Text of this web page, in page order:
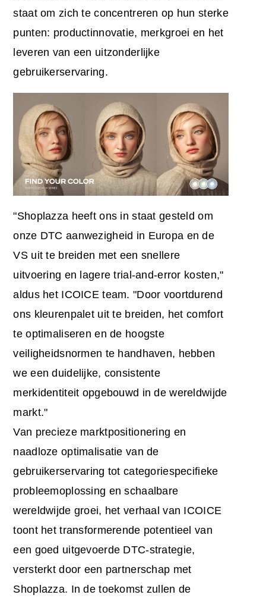
staat om zich te concentreren op hun sterke
punten: productinnovatie, merkgroei en het
leveren van een uitzonderlijke
gebruikerservaring.
"Shoplazza heeft ons in staat gesteld om
onze DTC aanwezigheid in Europa en de
VS uit te breiden met een snellere
uitvoering en lagere trial-and-error kosten,"
aldus het ICOICE team. "Door voortdurend
ons kleurenpalet uit te breiden, het comfort
te optimaliseren en de hoogste
veiligheidsnormen te handhaven, hebben
we een duidelijke, consistente
merkidentiteit opgebouwd in de wereldwijde
markt."
Van precieze marktpositionering en
naadloze optimalisatie van de
gebruikerservaring tot categoriespecifieke
probleemoplossing en schaalbare
wereldwijde groei, het verhaal van ICOICE
toont het transformerende potentieel van
een goed uitgevoerde DTC-strategie,
versterkt door een partnerschap met
Shoplazza. In de toekomst zullen de